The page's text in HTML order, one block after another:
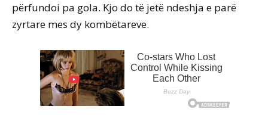
përfundoi pa gola. Kjo do të jetë ndeshja e parë
zyrtare mes dy kombëtareve.